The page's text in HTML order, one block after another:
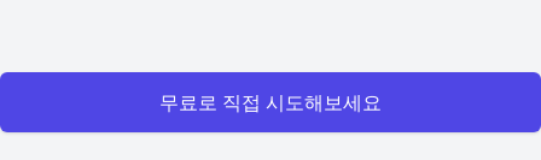
무료로 직접 시도해보세요